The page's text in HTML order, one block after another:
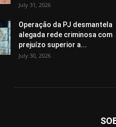
July 31, 2026
Operação da PJ desmantela
alegada rede criminosa com
prejuízo superior a...
July 30, 2026